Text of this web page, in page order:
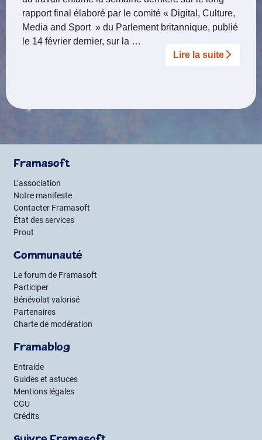
rapport final élaboré par le comité « Digital, Culture,
Media and Sport » du Parlement britannique, publié
le 14 février dernier, sur la …
Lire la suite­­
Framasoft
L’association
Notre manifeste
Contacter Framasoft
État des services
Prout
Communauté
Le forum de Framasoft
Participer
Bénévolat valorisé
Partenaires
Charte de modération
Framablog
Entraide
Guides et astuces
Mentions légales
CGU
Crédits